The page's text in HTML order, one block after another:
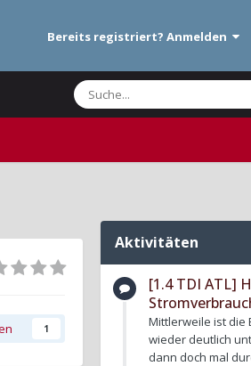
Bereits registriert? Anmelden
1
Aktivitäten
[1.4 TDI ATL]
Mittlerweile ist die
wieder deutlich
dann doch mal